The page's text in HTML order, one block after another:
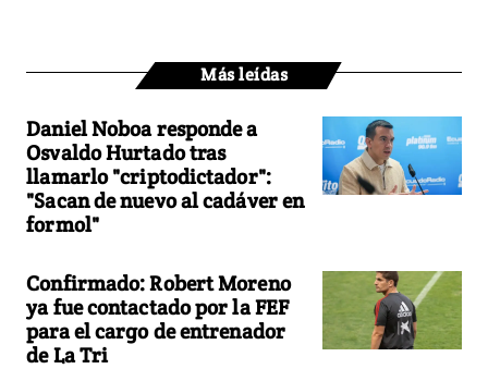
Más leídas
Daniel Noboa responde a
Osvaldo Hurtado tras
llamarlo "criptodictador":
"Sacan de nuevo al cadáver en
formol"
Confirmado: Robert Moreno
ya fue contactado por la FEF
para el cargo de entrenador
de La Tri